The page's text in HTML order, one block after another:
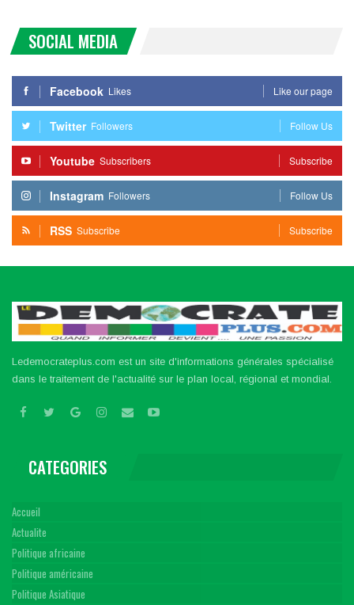
SOCIAL MEDIA
Facebook Likes Like our page
Twitter Followers Follow Us
Youtube Subscribers Subscribe
Instagram Followers Follow Us
RSS Subscribe Subscribe
Ledemocrateplus.com est un site d'informations générales spécialisé
dans le traitement de l'actualité sur le plan local, régional et mondial.
CATEGORIES
Accueil
Actualite
Politique africaine
Politique américaine
Politique Asiatique